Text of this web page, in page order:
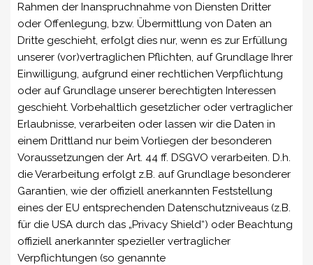
Rahmen der Inanspruchnahme von Diensten Dritter
oder Offenlegung, bzw. Übermittlung von Daten an
Dritte geschieht, erfolgt dies nur, wenn es zur Erfüllung
unserer (vor)vertraglichen Pflichten, auf Grundlage Ihrer
Einwilligung, aufgrund einer rechtlichen Verpflichtung
oder auf Grundlage unserer berechtigten Interessen
geschieht. Vorbehaltlich gesetzlicher oder vertraglicher
Erlaubnisse, verarbeiten oder lassen wir die Daten in
einem Drittland nur beim Vorliegen der besonderen
Voraussetzungen der Art. 44 ff. DSGVO verarbeiten. D.h.
die Verarbeitung erfolgt z.B. auf Grundlage besonderer
Garantien, wie der offiziell anerkannten Feststellung
eines der EU entsprechenden Datenschutzniveaus (z.B.
für die USA durch das „Privacy Shield“) oder Beachtung
offiziell anerkannter spezieller vertraglicher
Verpflichtungen (so genannte